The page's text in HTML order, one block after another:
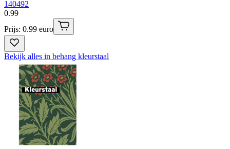
140492
0.99
Prijs: 0.99 euro
Bekijk alles in behang kleurstaal